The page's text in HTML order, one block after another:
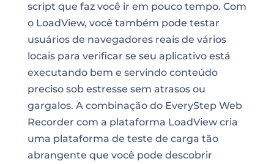
script que faz você ir em pouco tempo. Com
o LoadView, você também pode testar
usuários de navegadores reais de vários
locais para verificar se seu aplicativo está
executando bem e servindo conteúdo
preciso sob estresse sem atrasos ou
gargalos. A combinação do EveryStep Web
Recorder com a plataforma LoadView cria
uma plataforma de teste de carga tão
abrangente que você pode descobrir